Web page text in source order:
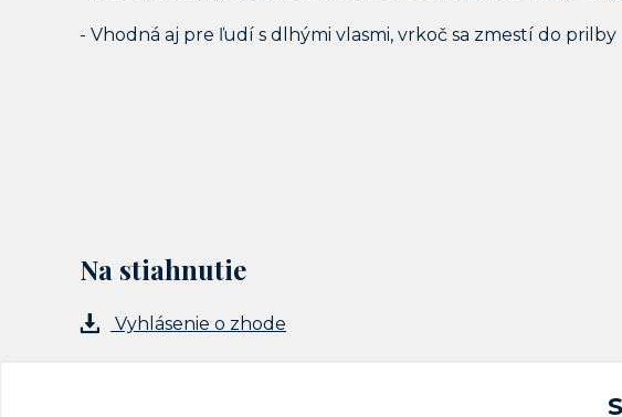
- Vhodná aj pre ľudí s dlhými vlasmi, vrkoč sa zmestí do prilby
Na stiahnutie
Vyhlásenie o zhode